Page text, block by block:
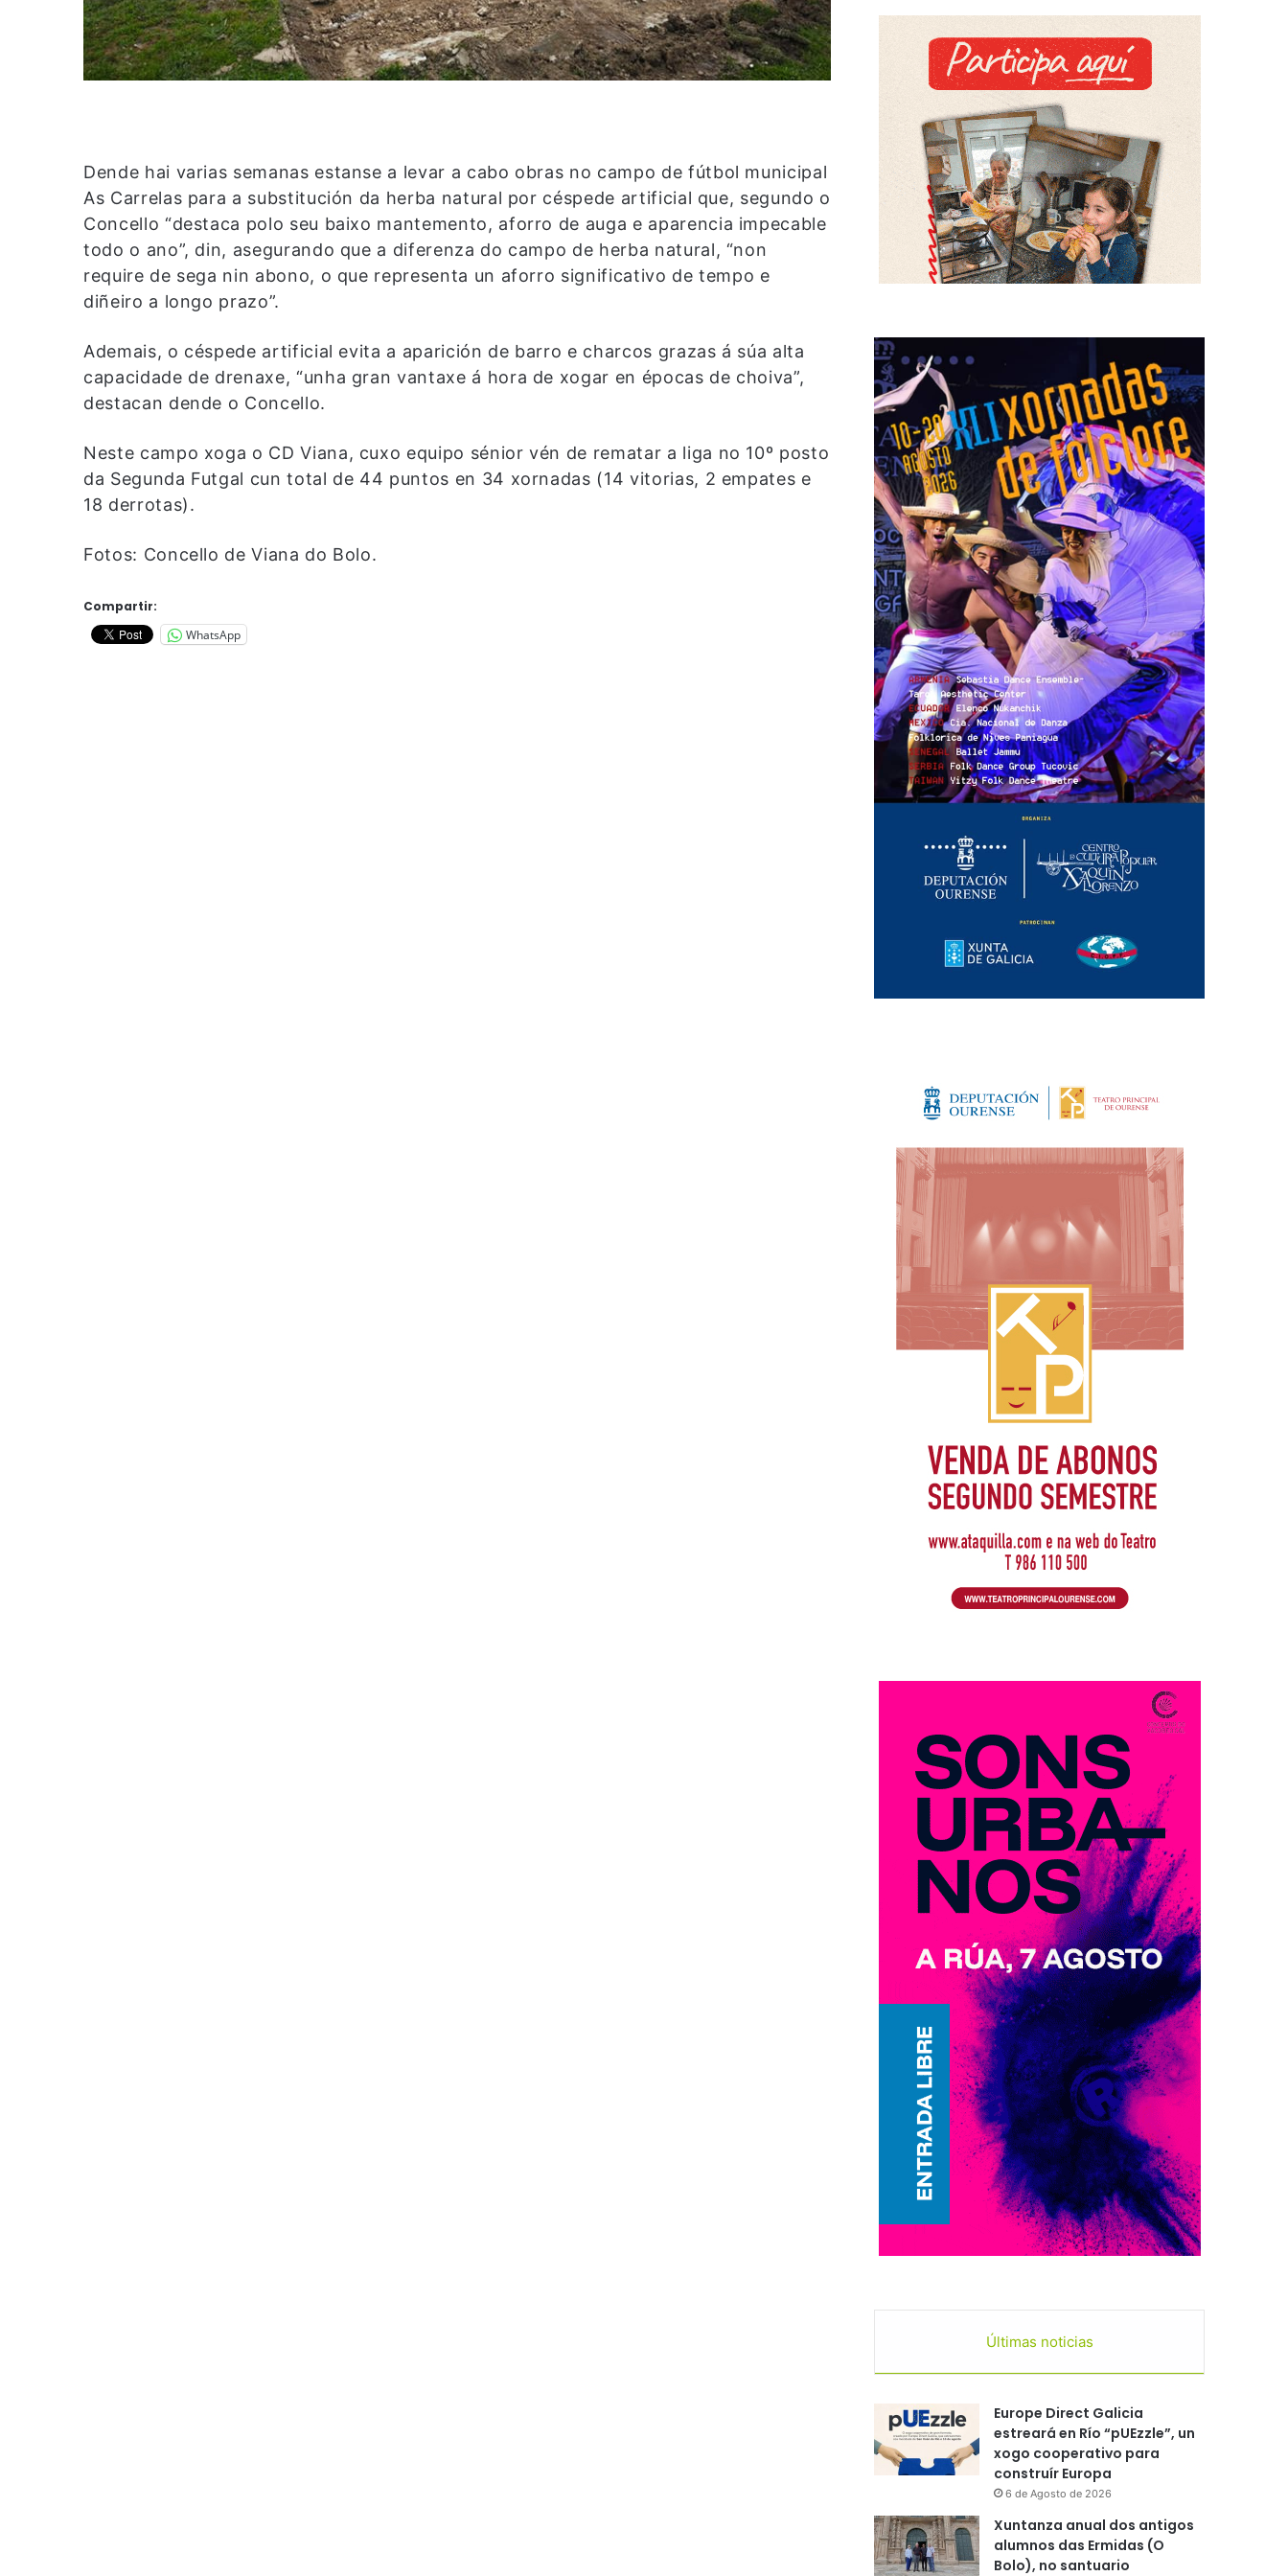
Dende hai varias semanas estanse a levar a cabo obras no campo de fútbol municipal
As Carrelas para a substitución da herba natural por céspede artificial que, segundo o
Concello “destaca polo seu baixo mantemento, aforro de auga e aparencia impecable
todo o ano”, din, asegurando que a diferenza do campo de herba natural, “non
require de sega nin abono, o que representa un aforro significativo de tempo e
diñeiro a longo prazo”.
Ademais, o céspede artificial evita a aparición de barro e charcos grazas á súa alta
capacidade de drenaxe, “unha gran vantaxe á hora de xogar en épocas de choiva”,
destacan dende o Concello.
Neste campo xoga o CD Viana, cuxo equipo sénior vén de rematar a liga no 10º posto
da Segunda Futgal cun total de 44 puntos en 34 xornadas (14 vitorias, 2 empates e
18 derrotas).
Fotos: Concello de Viana do Bolo.
Compartir:
WhatsApp
Últimas noticias
Europe Direct Galicia
estreará en Río “pUEzzle”, un
xogo cooperativo para
construír Europa
6 de Agosto de 2026
Xuntanza anual dos antigos
alumnos das Ermidas (O
Bolo), no santuario